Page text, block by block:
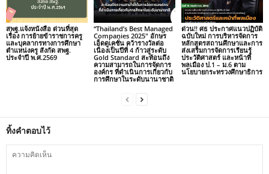
สพฐ.แจ้งหนังสือ ด่วนที่สุด
เรื่อง การย้ายข้าราชการครู
และบุคลากรทางการศึกษา
ตำแหน่งครู สังกัด สพฐ.
ประจำปี พ.ศ.2569
“Thailand’s Best Managed
Companies 2025″ อักษร
เอ็ดดูเคชั่น คว้ารางวัลต่อ
เนื่องเป็นปีที่ 4 ก้าวสู่ระดับ
Gold Standard สะท้อนถึง
ความสามารถในการจัดการ
องค์กร ที่ดำเนินการเกี่ยวกับ
การศึกษาในระดับนานาชาติ
ด่วน!! ศธ ประกาศแนวปฏิบัติ
ฉบับใหม่ การบริหารจัดการ
หลักสูตรสถานศึกษาและการ
ส่งเสริมการจัดการเรียนรู้
ประวัติศาสตร์ และหน้าที่
พลเมือง ป.1 – ม.6 ตาม
นโยบายกระทรวงศึกษาธิการ
ทิ้งคำตอบไว้